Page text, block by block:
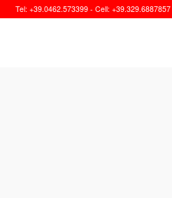
Tel:+39.0462.573399 - Cell:+39.329.6887857